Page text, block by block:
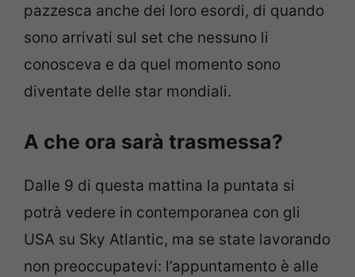
pazzesca anche dei loro esordi, di quando
sono arrivati sul set che nessuno li
conosceva e da quel momento sono
diventate delle star mondiali.
A che ora sarà trasmessa?
Dalle 9 di questa mattina la puntata si
potrà vedere in contemporanea con gli
USA su Sky Atlantic, ma se state lavorando
non preoccupatevi: l’appuntamento è alle